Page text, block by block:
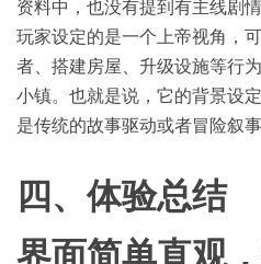
资料中，也没有提到有主线剧
玩家设定的是一个上帝视角，
者、搭建房屋、升级设施等行
小镇。也就是说，它的背景设
是传统的故事驱动或者冒险叙事
四 、体验总结
界面简单直观